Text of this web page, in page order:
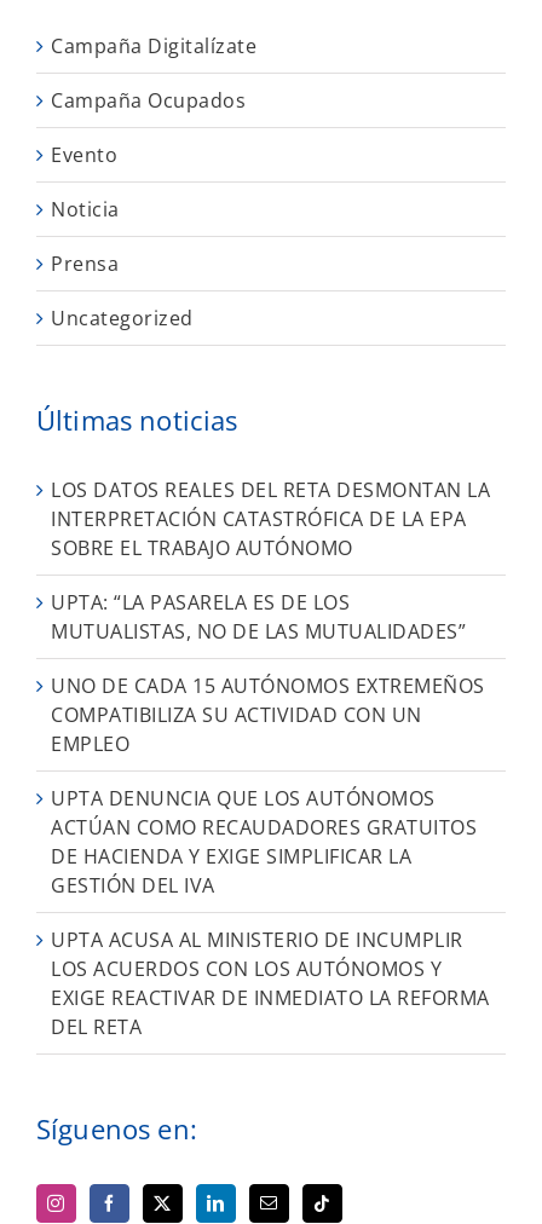
Campaña Digitalízate
Campaña Ocupados
Evento
Noticia
Prensa
Uncategorized
Últimas noticias
LOS DATOS REALES DEL RETA DESMONTAN LA
INTERPRETACIÓN CATASTRÓFICA DE LA EPA
SOBRE EL TRABAJO AUTÓNOMO
UPTA: “LA PASARELA ES DE LOS
MUTUALISTAS, NO DE LAS MUTUALIDADES”
UNO DE CADA 15 AUTÓNOMOS EXTREMEÑOS
COMPATIBILIZA SU ACTIVIDAD CON UN
EMPLEO
UPTA DENUNCIA QUE LOS AUTÓNOMOS
ACTÚAN COMO RECAUDADORES GRATUITOS
DE HACIENDA Y EXIGE SIMPLIFICAR LA
GESTIÓN DEL IVA
UPTA ACUSA AL MINISTERIO DE INCUMPLIR
LOS ACUERDOS CON LOS AUTÓNOMOS Y
EXIGE REACTIVAR DE INMEDIATO LA REFORMA
DEL RETA
Síguenos en: